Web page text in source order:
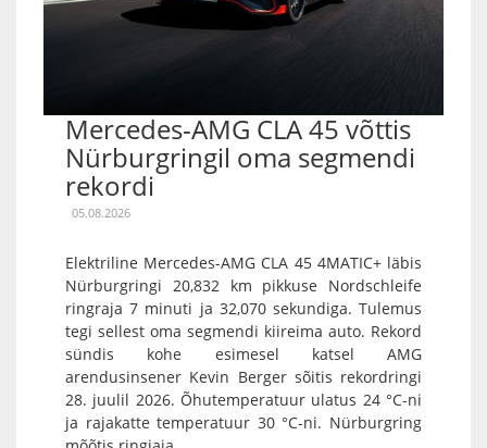
Mercedes-AMG CLA 45 võttis
Nürburgringil oma segmendi
rekordi
05.08.2026
Elektriline Mercedes-AMG CLA 45 4MATIC+ läbis
Nürburgringi 20,832 km pikkuse Nordschleife
ringraja 7 minuti ja 32,070 sekundiga. Tulemus
tegi sellest oma segmendi kiireima auto. Rekord
sündis kohe esimesel katsel AMG
arendusinsener Kevin Berger sõitis rekordringi
28. juulil 2026. Õhutemperatuur ulatus 24 °C-ni
ja rajakatte temperatuur 30 °C-ni. Nürburgring